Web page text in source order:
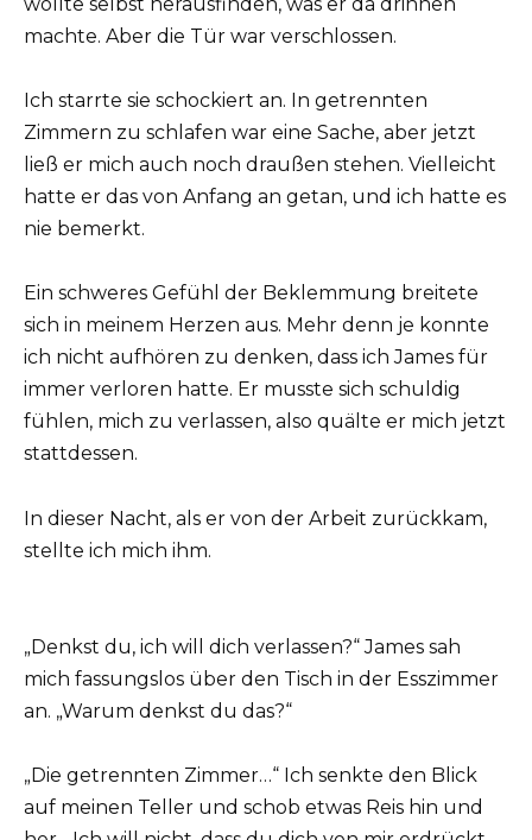
machte. Aber die Tür war verschlossen.
Ich starrte sie schockiert an. In getrennten
Zimmern zu schlafen war eine Sache, aber jetzt
ließ er mich auch noch draußen stehen. Vielleicht
hatte er das von Anfang an getan, und ich hatte es
nie bemerkt.
Ein schweres Gefühl der Beklemmung breitete
sich in meinem Herzen aus. Mehr denn je konnte
ich nicht aufhören zu denken, dass ich James für
immer verloren hatte. Er musste sich schuldig
fühlen, mich zu verlassen, also quälte er mich jetzt
stattdessen.
In dieser Nacht, als er von der Arbeit zurückkam,
stellte ich mich ihm.
„Denkst du, ich will dich verlassen?“ James sah
mich fassungslos über den Tisch in der Esszimmer
an. „Warum denkst du das?“
„Die getrennten Zimmer…“ Ich senkte den Blick
auf meinen Teller und schob etwas Reis hin und